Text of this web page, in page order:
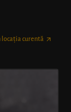
curentă